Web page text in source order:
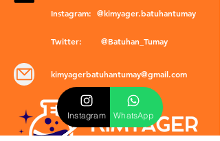
Instagram: @kimyager.batuhantumay
Twitter: @Batuhan_Tumay
kimyagerbatuhantumay@gmail.com
Instagram WhatsApp